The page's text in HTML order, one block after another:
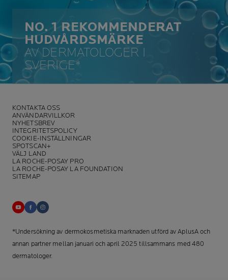
NO. 1 REKOMMENDERAT
HUDVÅRDSMÄRKE
AV DERMATOLOGER I
SVERIGE*
KONTAKTA OSS
ANVÄNDARVILLKOR
NYHETSBREV
INTEGRITETSPOLICY
COOKIE-INSTÄLLNINGAR
SPOTSCAN+
VÄLJ LAND
LA ROCHE-POSAY PRO
LA ROCHE-POSAY LA FOUNDATION
SITEMAP
*Undersökning av dermokosmetiska marknaden utförd av AplusA och
annan partner mellan januari och april 2025 tillsammans med 480
dermatologer.